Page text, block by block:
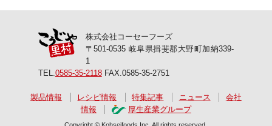
株式会社コーセーフーズ
〒501-0535 岐阜県揖斐郡大野町加納339-
1
TEL. 0585-35-2118FAX.0585-35-2751
製品情報 レシピ情報 特集記事 ニュース
会社
情報
厚生産業グループ